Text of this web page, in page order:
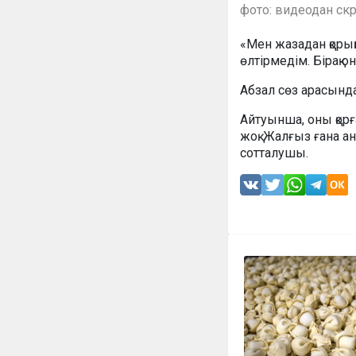
фото: видеодан
«Мен жазадан
өлтірмедім. Бірақ
Абзал сөз арасында
Айтуынша, оны
жоқ. Жалғыз ғана
сотталушы.